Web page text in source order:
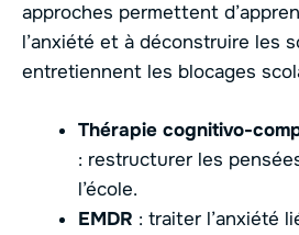
approches permettent
l’anxiété et à déconstruire les
entretiennent les blocages
Thérapie cognitivo-
: restructurer les
l’école.
EMDR : traiter l’anxiété